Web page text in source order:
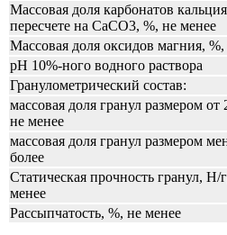
Массовая доля карбонатов
пересчете на CaCO3, %, не менее
Массовая доля оксидов магния,
рН 10%-ного водного раствора
Гранулометрический состав:
массовая доля гранул размером
не менее
массовая доля гранул размером
более
Статическая прочность гранул, Н/
менее
Рассыпчатость, %, не менее